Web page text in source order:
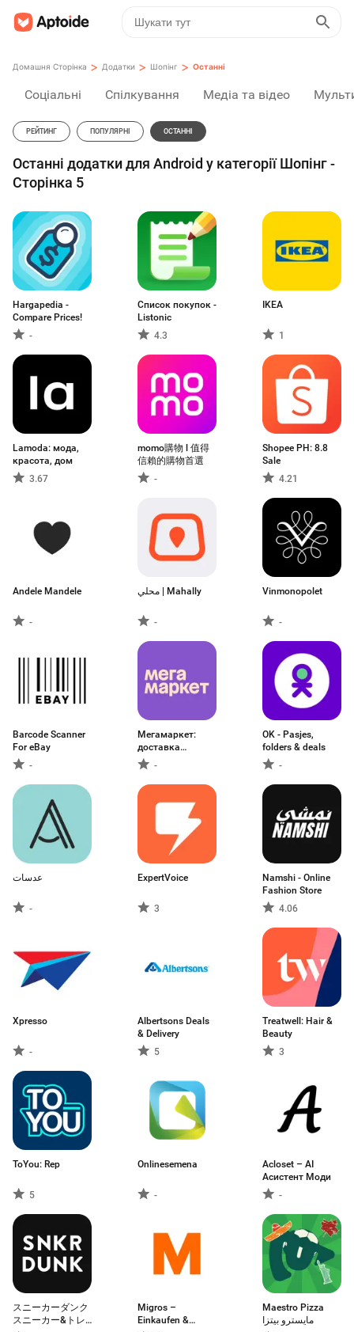
Домашня Сторінка > Додатки > Шопінг > Останні
Соціальні Спілкування Медіа та відео
РЕЙТИНГ ПОПУЛЯРНІ ОСТАННІ
Останні додатки для Android у категорії Шопінг -
Сторінка 5
Hargapedia -
Compare Prices!
-
Список покупок -
Listonic
4.3
IKEA
1
Lamoda: мода,
красота, дом
3.67
momo購物 l 值得
信賴的購物首選
-
Shopee PH: 8.8
Sale
4.21
Andele Mandele
-
محلي | Mahally
-
Vinmonopolet
-
Barcode Scanner
For eBay
-
Мегамаркет:
доставка
товаров
-
OK - Pasjes,
folders & deals
-
عدسات
-
ExpertVoice
3
Namshi - Online
Fashion Store
4.06
Xpresso
-
Albertsons Deals
& Delivery
5
Treatwell: Hair &
Beauty
3
ToYou: Rep
5
Onlinesemena
-
Acloset – AI
Асистент Моди
-
スニーカーダンク
スニーカー&トレ
Migros –
Einkaufen &
Maestro Pizza
مايسترو بيتزا